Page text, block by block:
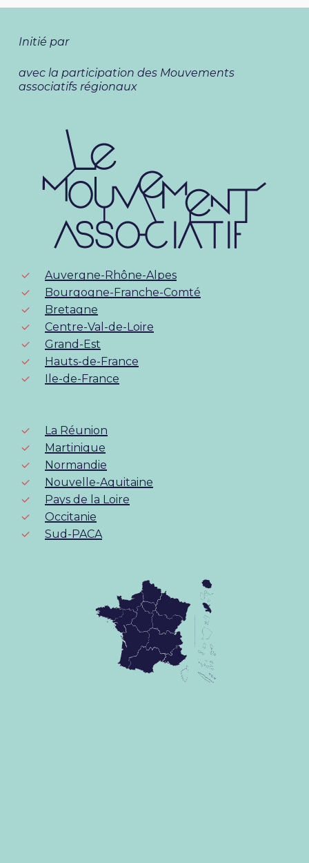
Initié par
avec la participation des Mouvements
associatifs régionaux
Auvergne-Rhône-Alpes
Bourgogne-Franche-Comté
Bretagne
Centre-Val-de-Loire
Grand-Est
Hauts-de-France
Ile-de-France
La Réunion
Martinique
Normandie
Nouvelle-Aquitaine
Pays de la Loire
Occitanie
Sud-PACA